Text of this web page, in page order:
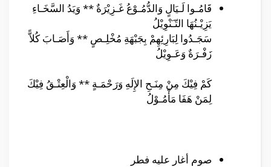
قَامُـوا لَـيَالٍ وَالدُّمُـوْعُ غَـزِيْرَةٌ ** وَيَدُ السَّخَـاءِ
يَزِيْـنُهَا التّـَنْوِيْلُ
سَجَـدُوا لِبَارِئِهِمْ بِجَبْهَةِ مُخْلِـصٍ ** وَأَصَـابَ كُلاًّ
زَفْـرَةٌ وَعَـوِيْلُ
كَمْ فِيْكَ مِنْ مِنَـحِ الإِلَهِ وَرَحْمَـةٍ ** وَالْعِتْـقُ فِيْكَ
لِمَنْ هَفَا مَأْمُـوْلُ
صوم أغار عليه فطر